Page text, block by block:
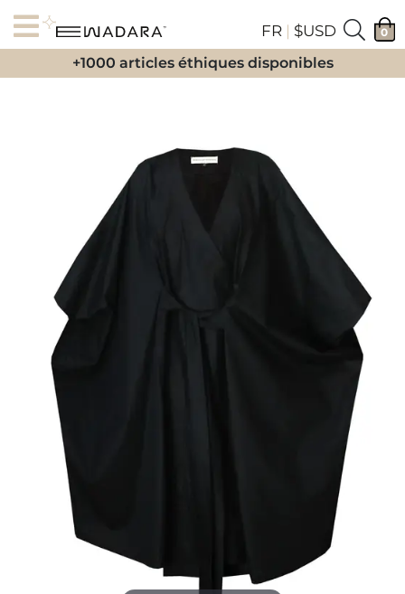
FR | $USD 0
+1000 articles éthiques disponibles